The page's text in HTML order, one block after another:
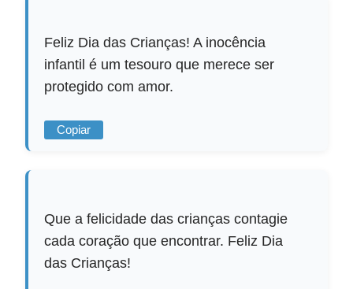
Feliz Dia das Crianças! A inocência
infantil é um tesouro que merece ser
protegido com amor.
Copiar
Que a felicidade das crianças contagie
cada coração que encontrar. Feliz Dia
das Crianças!